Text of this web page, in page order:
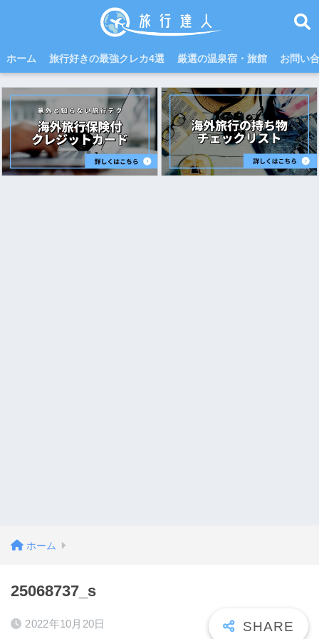
ホーム 旅行好きの最強クレカ4選 厳選の温泉宿・旅館 お問い
ホーム
25068737_s
2022年10月20日